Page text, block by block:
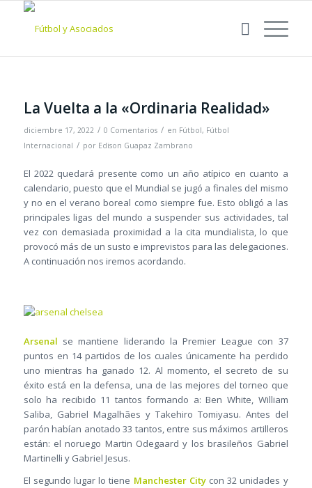
La Vuelta a la «Ordinaria Realidad»
diciembre 17, 2022 / 0 Comentarios / en Fútbol, Fútbol
Internacional / por Edison Guapaz Zambrano
El 2022 quedará presente como un año atípico en cuanto a
calendario, puesto que el Mundial se jugó a finales del mismo
y no en el verano boreal como siempre fue. Esto obligó a las
principales ligas del mundo a suspender sus actividades, tal
vez con demasiada proximidad a la cita mundialista, lo que
provocó más de un susto e imprevistos para las delegaciones.
A continuación nos iremos acordando.
Arsenal se mantiene liderando la Premier League con 37
puntos en 14 partidos de los cuales únicamente ha perdido
uno mientras ha ganado 12. Al momento, el secreto de su
éxito está en la defensa, una de las mejores del torneo que
solo ha recibido 11 tantos formando a: Ben White, William
Saliba, Gabriel Magalhães y Takehiro Tomiyasu. Antes del
parón habían anotado 33 tantos, entre sus máximos artilleros
están: el noruego Martin Odegaard y los brasileños Gabriel
Martinelli y Gabriel Jesus.
El segundo lugar lo tiene Manchester Citycon 32 unidades y